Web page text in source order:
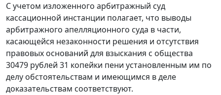
С учетом изложенного арбитражный суд
кассационной инстанции полагает, что выводы
арбитражного апелляционного суда в части,
касающейся незаконности решения и отсутствия
правовых оснований для взыскания с общества
30479 рублей 31 копейки пени установленным им по
делу обстоятельствам и имеющимся в деле
доказательствам соответствуют.